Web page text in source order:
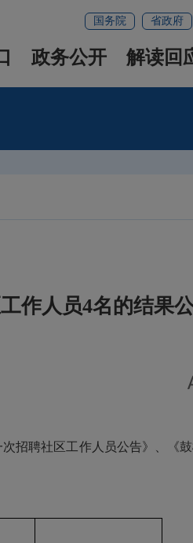
国务院 省政府
政务公开 解读回
作人员4名的结果公
招聘社区工作人员公告》、 《